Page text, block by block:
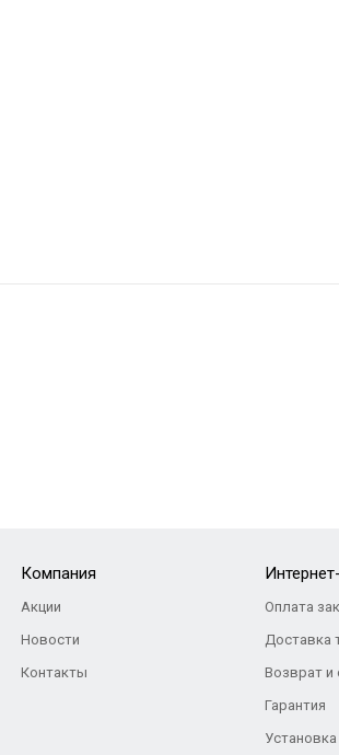
Компания
Акции
Новости
Контакты
Оплата
Доставка
Возврат и
Гарантия
Установка